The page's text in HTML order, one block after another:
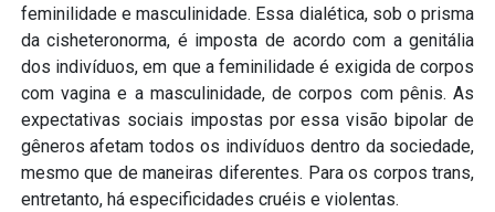
feminilidade e masculinidade. Essa dialética, sob o prisma
da cisheteronorma, é imposta de acordo com a genitália
dos indivíduos, em que a feminilidade é exigida de corpos
com vagina e a masculinidade, de corpos com pênis. As
expectativas sociais impostas por essa visão bipolar de
gêneros afetam todos os indivíduos dentro da sociedade,
mesmo que de maneiras diferentes. Para os corpos trans,
entretanto, há especificidades cruéis e violentas.